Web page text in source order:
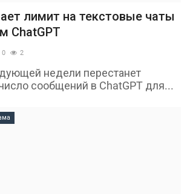
лимит на текстовые чаты
ChatGPT
0 2
недели перестанет
сообщений в ChatGPT для...